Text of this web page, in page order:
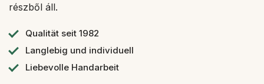
részből áll.
Qualität seit 1982
Langlebig und individuell
Liebevolle Handarbeit